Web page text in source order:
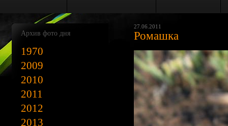
27.06.2011
Ромашка
Архив фото дня
1970
2009
2010
2011
2012
2013